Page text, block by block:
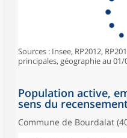
Sources : Insee, RP2012,
principales, géographie au 01/
Population active,
sens du
Commune de Bourdalat